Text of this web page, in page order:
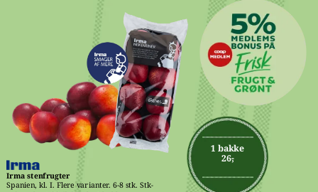
1 bakke
26,-
Irma stenfrugter
Spanien, kl. I. Flere varianter. 6-8 stk. Stk-